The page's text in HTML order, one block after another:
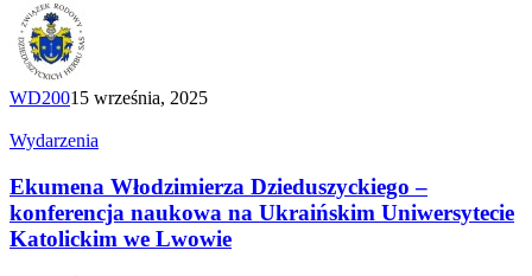
WD20015 września, 2025
Ekumena
Dzieduszyckiego
–
konferencja
naukowa
Wydarzenia
Ekumena Włodzimierza Dzieduszyckiego –
konferencja naukowa na Ukraińskim Uniwersytecie
Katolickim we Lwowie